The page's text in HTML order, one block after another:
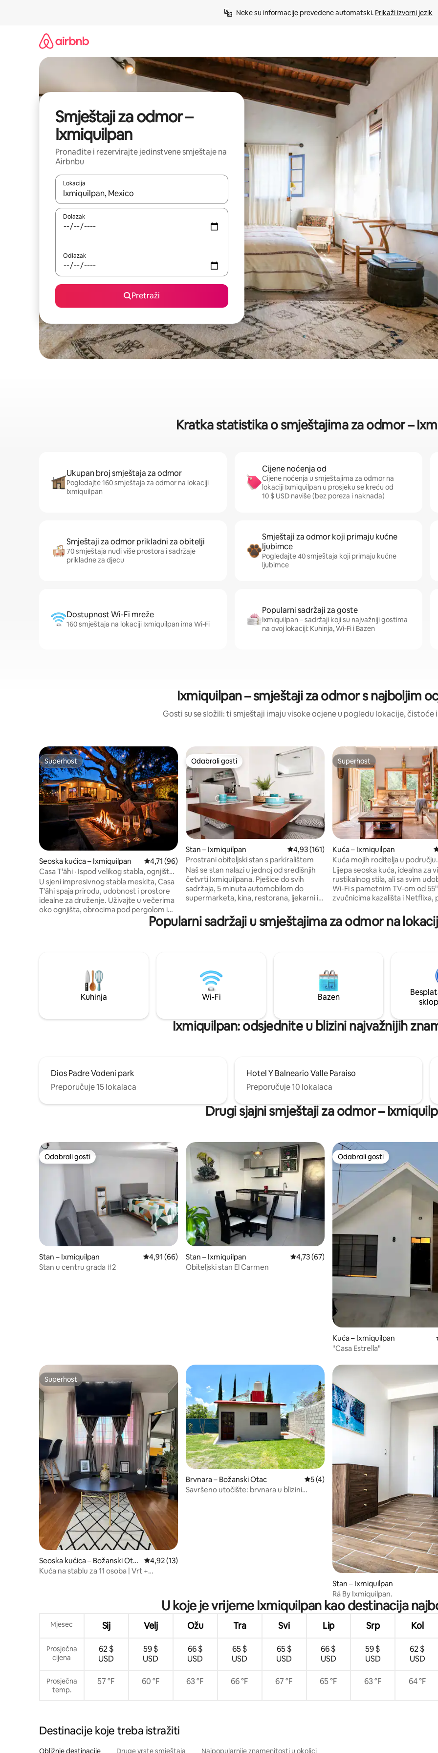
Neke su informacije prevedene automatski. Prikaži izvorni jezik
Smještaji za odmor –
Ixmiquilpan
Pronađite i rezervirajte jedinstvene smještaje na
Airbnbu
Lokacija
Kada budu dostupni rezultati, moći ćete ih pregledati koristeći se strelicama prema gore i prema dolje, kao i dodirom
Dolazak
Odlazak
Pretraži
Kratka statistika o smještajima za odmor –
Ukupan broj smještaja za odmor
Pogledajte 160 smještaja za odmor na lokaciji
Ixmiquilpan
Cijene noćenja od
Cijene noćenja u smještajima za odmor na
lokaciji Ixmiquilpan u prosjeku se kreću od
10 $ USD naviše (bez poreza i naknada)
Smještaji za odmor prikladni za obitelji
70 smještaja nudi više prostora i sadržaje
prikladne za djecu
Smještaji za odmor koji primaju kućne
ljubimce
Pogledajte 40 smještaja koji primaju kućne
ljubimce
Dostupnost Wi-Fi mreže
160 smještaja na lokaciji Ixmiquilpan ima Wi-Fi
Popularni sadržaji za goste
Ixmiquilpan – sadržaji koji su najvažniji gostima
na ovoj lokaciji: Kuhinja, Wi-Fi i Bazen
Ixmiquilpan – smještaji za odmor s najboljim
Gosti su se složili: ti smještaji imaju visoke ocjene u pogledu lokacije,
Superhost
Superhost
Seoska kućica – Ixmiquilpan Prosječna ocjena: 4,71/5, recenzija: 96
4,71 (96)
Casa T'ähi · Ispod velikog stabla, ognjište i
pergola
U sjeni impresivnog stabla meskita, Casa
T'ähi spaja prirodu, udobnost i prostore
idealne za druženje. Uživajte u večerima
oko ognjišta, obrocima pod pergolom i
kuhinju, bar za kavu, blagovaonicu,
atmosferu, idealnu za odmor od rutine
bez žrtvovanja udobnosti.
Odabrali gosti
Odabrali gosti
Stan – Ixmiquilpan Prosječna ocjena: 4,93/5, recenzija: 161
4,93 (161)
Prostrani obiteljski stan s parkiralištem
Naš se stan nalazi u jednoj od središnjih
četvrti Ixmiquilpana. Pješice do svih
sadržaja, 5 minuta automobilom do
supermarketa, kina, restorana, ljekarni i
spa centara u Ixmiquilpanu. Ako želite biti
u mirnom području, ali u centru, ovo je
Superhost
Superhost
Kuća – Ixmiquilpan
Kuća mojih roditelja u području
Balnearios y Grutas
Lijepa seoska kuća, idealna za vikend,
rustikalnog stila, ali sa svim
Wi-Fi s pametnim TV-om od
zvučnicima kazališta i Netflixa,
malim bazenom s termalnom
vodom. U okolici je dostupno
Popularni sadržaji u smještajima za odmor na
Kuhinja Wi-Fi Bazen
Ixmiquilpan: odsjednite u blizini najvažnijih
Dios Padre Vodeni park
Preporučuje 15 lokalaca
Hotel Y Balneario Valle Paraiso
Preporučuje 10 lokalaca
Drugi sjajni smještaji za odmor –
Odabrali gosti
Odabrali gosti
Stan – Ixmiquilpan Prosječna ocjena: 4,91/5, recenzija: 66
4,91 (66)
Stan u centru grada #2
Stan – Ixmiquilpan Prosječna ocjena: 4,73/5, recenzija: 67
4,73 (67)
Obiteljski stan El Carmen
Odabrali gosti
Odabrali gosti
Kuća – Ixmiquilpan
"Casa Estrella"
Superhost
Superhost
Seoska kućica – Božanski Ota
c
Prosječna ocjena: 4,92/5, recenzija: 13
4,92 (13)
Kuća na stablu za 11 osoba | Vrt +
Brvnara – Božanski Otac Prosječna ocjena: 5/5, recenzija: 4
5 (4)
Savršeno utočište: brvnara u blizini
Stan – Ixmiquilpan
Rá By Ixmiquilpan.
U koje je vrijeme Ixmiquilpan kao destinacija
Mjesec Sij Velj Ožu Tra Svi Lip Srp Kol
Prosječna
cijena
62 $
USD
59 $
USD
66 $
USD
65 $
USD
65 $
USD
66 $
USD
59 $
USD
62 $
USD
Prosječna
temp.
57 °F 60 °F 63 °F 66 °F 67 °F 65 °F 63 °F 64 °F
Destinacije koje treba istražiti
Obližnje destinacije Druge vrste smještaja Najpopularnije znamenitosti u okolici